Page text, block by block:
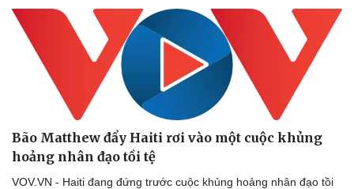
Bão Matthew đẩy Haiti rơi vào một cuộc khủng
hoảng nhân đạo tồi tệ
VOV.VN - Haiti đang đứng trước cuộc khủng hoảng nhân đạo tồi